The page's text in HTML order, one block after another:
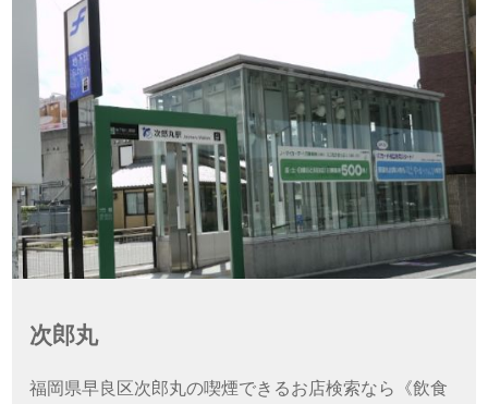
次郎丸
福岡県早良区次郎丸の喫煙できるお店検索なら《飲食